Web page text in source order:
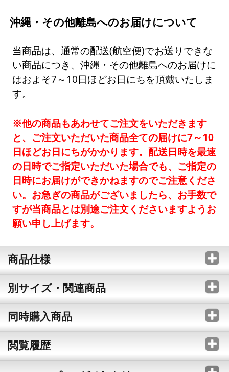
沖縄・その他離島へのお届けについて
当商品は、通常の配送(航空便)でお送りできな
い商品につき、沖縄・その他離島へのお届けに
はおよそ7～10日ほどお日にちを頂戴いたしま
す。
※他の商品もあわせてご注文をいただきます
と、ご注文いただいた商品全ての届けに7～10
日ほどお日にちがかかります。配送日時を最速
の日時でご指定いただいた場合でも、ご指定の
日時にお届けができかねますのでご注意くださ
い。お急ぎの商品がございましたら、お手数で
すが当商品とは別途ご注文くださいますようお
願い申し上げます。
商品仕様
別サイズ・関連商品
同時購入商品
閲覧履歴